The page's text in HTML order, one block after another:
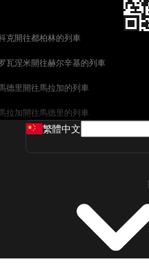
克開往都柏林的列車
瓦涅米開往赫尔辛基的列車
德里開往馬拉加的列車
拉加開往馬德里的列車
威尼斯開往佛羅倫斯的列車
斯德哥爾摩開往哥本哈根的列車
中央車站開往卑尔根的列車
繁體中文